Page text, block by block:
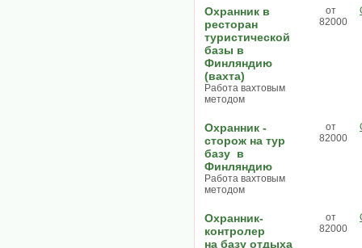
Охранник в
ресторан
туристической
базы в
Финляндию
(вахта)
Работа вахтовым
методом
от
82000
Охранник -
сторож на тур
базу в
Финляндию
Работа вахтовым
методом
от
82000
Охранник-
контролер
на базу отдыха
от
82000